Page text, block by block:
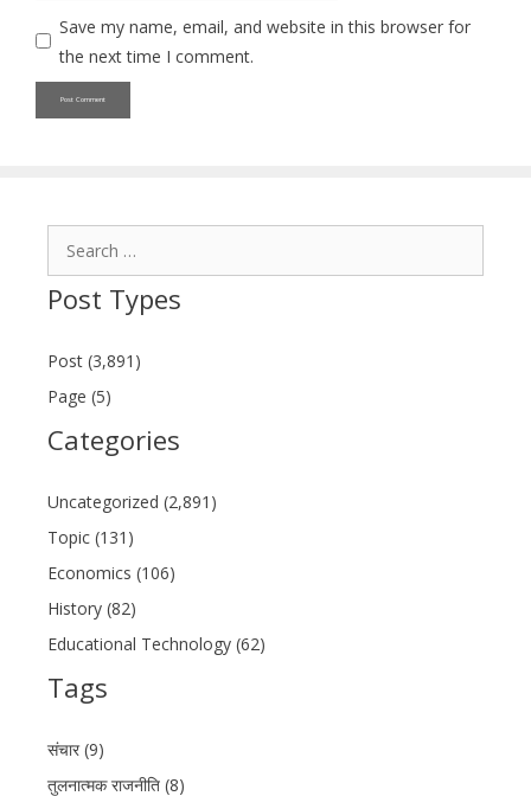
Save my name, email, and website in this browser for
the next time I comment.
Post Types
Post (3,891)
Page (5)
Categories
Uncategorized (2,891)
Topic (131)
Economics (106)
History (82)
Educational Technology (62)
Tags
संचार (9)
तुलनात्मक राजनीति (8)